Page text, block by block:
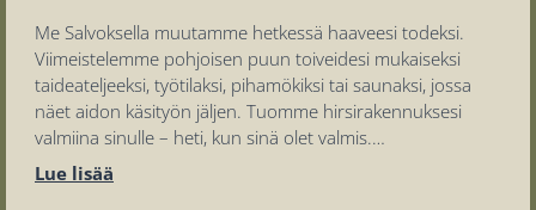
Me Salvoksella muutamme hetkessä haaveesi todeksi.
Viimeistelemme pohjoisen puun toiveidesi mukaiseksi
taideateljeeksi, työtilaksi, pihamökiksi tai saunaksi, jossa
näet aidon käsityön jäljen. Tuomme hirsirakennuksesi
valmiina sinulle – heti, kun sinä olet valmis.
Varaa maksuton suunnitteluaika ja istutaan alas ideoinnin
Lue lisää